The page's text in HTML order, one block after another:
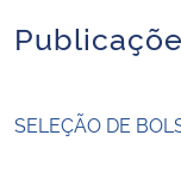
SELEÇÃO DE